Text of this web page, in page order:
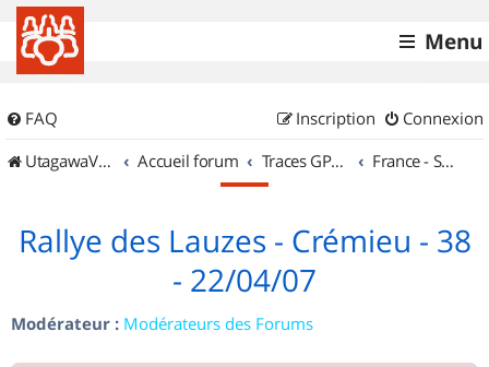
Menu
FAQ Connexion
Inscription
UtagawaVTT (Randos VTT et VTTAE avec traces GPS)
Accueil forum Traces GPS de randos VTT France - Sud Est
Rallye des Lauzes - Crémieu - 38
- 22/04/07
Modérateur : Modérateurs des Forums